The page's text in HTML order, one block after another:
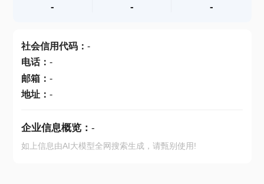
查产地
- - -
社会信用代码： -
电话： -
邮箱： -
地址： -
企业信息概览： -
如上信息由AI大模型全网搜索生成，请甄别使用!